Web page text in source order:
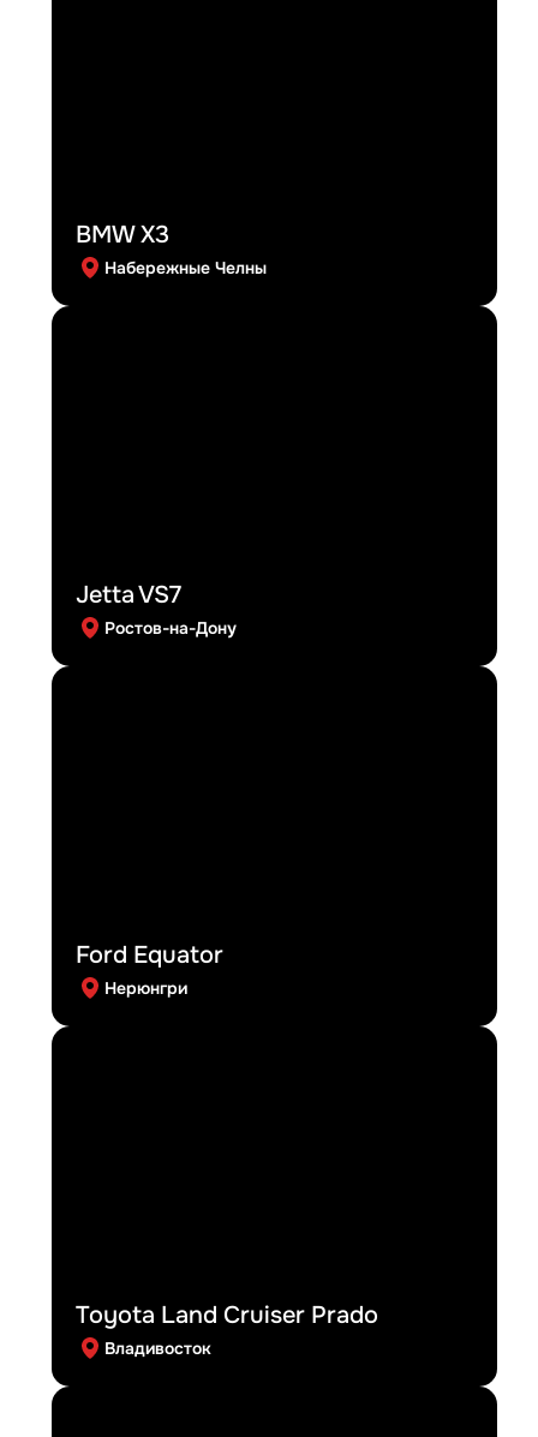
BMW X3
Набережные Челны
Jetta VS7
Ростов-на-Дону
Ford Equator
Нерюнгри
Toyota Land Cruiser Prado
Владивосток